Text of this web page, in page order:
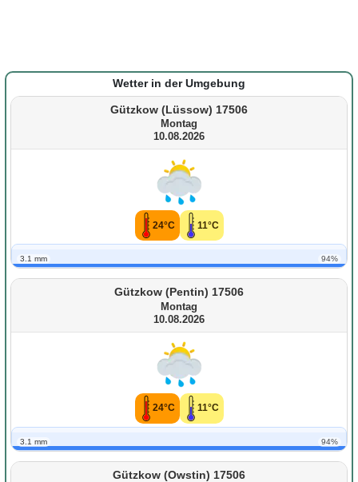
Wetter in der Umgebung
Gützkow (Lüssow) 17506
Montag
10.08.2026
24°C 11°C
3.1 mm 94%
Gützkow (Pentin) 17506
Montag
10.08.2026
24°C 11°C
3.1 mm 94%
Gützkow (Owstin) 17506